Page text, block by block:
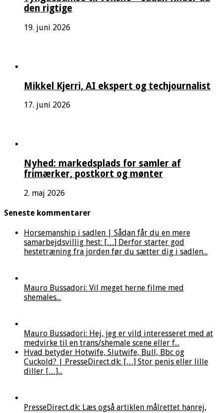
den rigtige
19. juni 2026
Mikkel Kjerri, AI ekspert og techjournalist
17. juni 2026
Nyhed: markedsplads for samler af
frimærker, postkort og mønter
2. maj 2026
Seneste kommentarer
Horsemanship i sadlen | Sådan får du en mere
samarbejdsvillig hest: […] Derfor starter god
hestetræning fra jorden før du sætter dig i sadlen...
Mauro Bussadori: Vil meget herne filme med
shemales...
Mauro Bussadori: Hej, jeg er vild interesseret med at
medvirke til en trans/shemale scene eller f...
Hvad betyder Hotwife, Slutwife, Bull, Bbc og
Cuckold? | PresseDirect.dk: […] Stor penis eller lille
diller […]...
PresseDirect.dk: Læs også artiklen målrettet hanrej,